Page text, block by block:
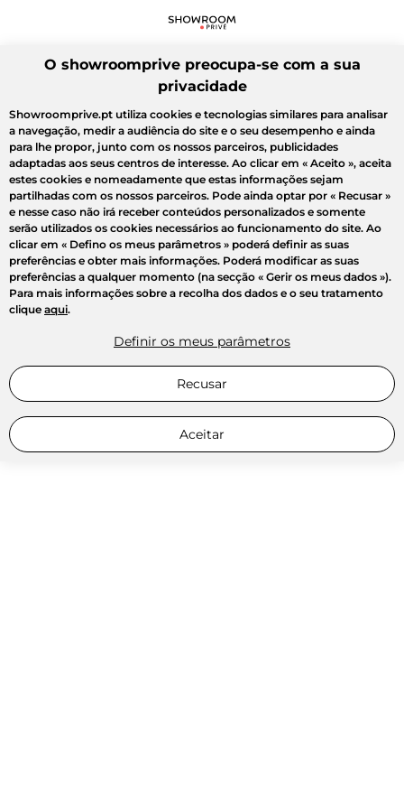
O showroomprive preocupa-se com a sua
privacidade
Showroomprive.pt utiliza cookies e tecnologias similares para analisar
a navegação, medir a audiência do site e o seu desempenho e ainda
para lhe propor, junto com os nossos parceiros, publicidades
adaptadas aos seus centros de interesse. Ao clicar em « Aceito », aceita
estes cookies e nomeadamente que estas informações sejam
partilhadas com os nossos parceiros. Pode ainda optar por « Recusar »
e nesse caso não irá receber conteúdos personalizados e somente
serão utilizados os cookies necessários ao funcionamento do site. Ao
clicar em « Defino os meus parâmetros » poderá definir as suas
preferências e obter mais informações. Poderá modificar as suas
preferências a qualquer momento (na secção « Gerir os meus dados »).
Para mais informações sobre a recolha dos dados e o seu tratamento
clique aqui.
Definir os meus parâmetros
Recusar
Aceitar